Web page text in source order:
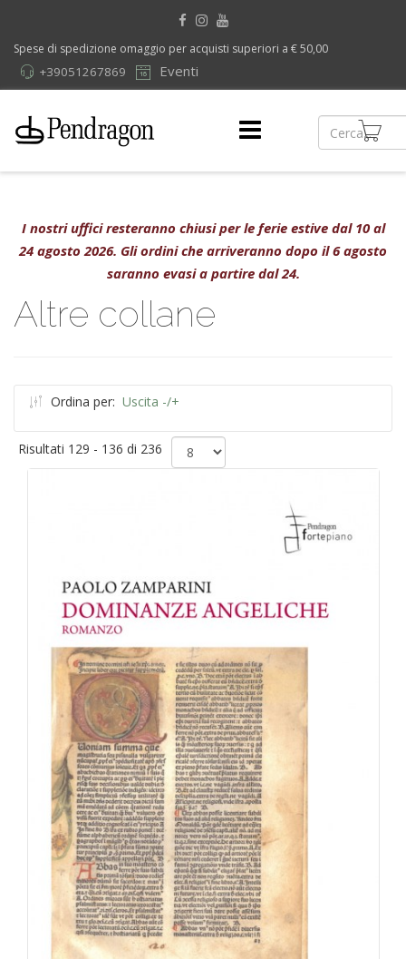
Spese di spedizione omaggio per acquisti superiori a € 50,00
Eventi
+39051267869
I nostri uffici resteranno chiusi per le ferie estive dal 10 al
24 agosto 2026. Gli ordini che arriveranno dopo il 6 agosto
saranno evasi a partire dal 24.
Altre collane
Ordina per: Uscita -/+
Risultati 129 - 136 di 236